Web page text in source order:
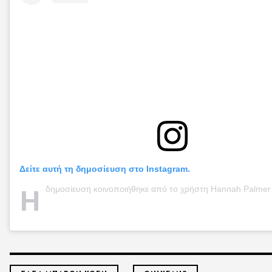
Δείτε αυτή τη δημοσίευση στο Instagram.
Η δημοσίευση κοινοποιήθηκε από το χρήστη Hannah Palmer